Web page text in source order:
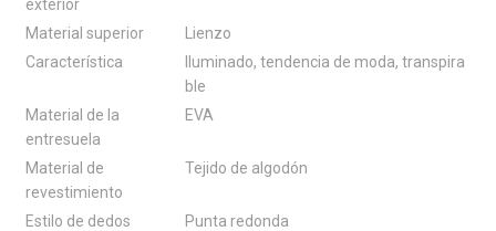
exterior
Material superior
Lienzo
Característica
Iluminado, tendencia de moda, transpira
ble
Material de la
entresuela
EVA
Material de
revestimiento
Tejido de algodón
Estilo de dedos
Punta redonda